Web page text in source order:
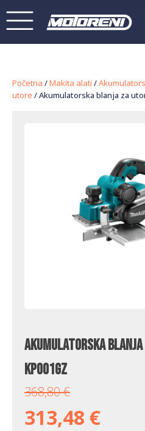
Početna /Makita alati /
utore / Akumulatorska blanja za
Akumulatorska
KP001GZ
368,80€
313,48 €